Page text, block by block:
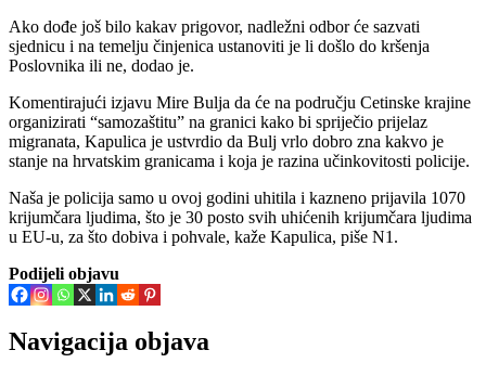
Ako dođe još bilo kakav prigovor, nadležni odbor će sazvati
sjednicu i na temelju činjenica ustanoviti je li došlo do kršenja
Poslovnika ili ne, dodao je.
Komentirajući izjavu Mire Bulja da će na području Cetinske krajine
organizirati “samozaštitu” na granici kako bi spriječio prijelaz
migranata, Kapulica je ustvrdio da Bulj vrlo dobro zna kakvo je
stanje na hrvatskim granicama i koja je razina učinkovitosti policije.
Naša je policija samo u ovoj godini uhitila i kazneno prijavila 1070
krijumčara ljudima, što je 30 posto svih uhićenih krijumčara ljudima
u EU-u, za što dobiva i pohvale, kaže Kapulica, piše N1.
Podijeli objavu
Navigacija objava